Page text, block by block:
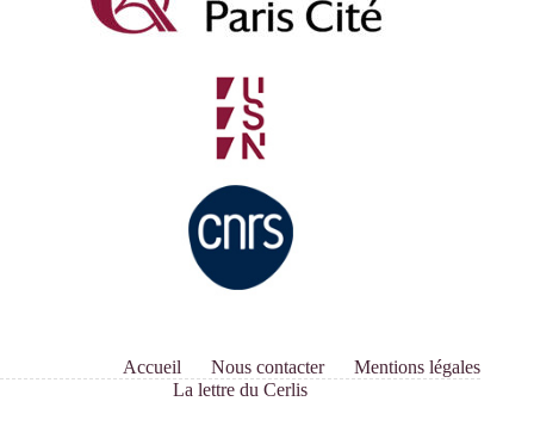
Accueil Nous contacter
Mentions légales
La lettre du Cerlis